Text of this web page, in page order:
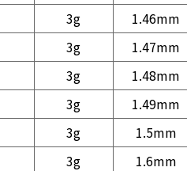
3g 1.46mm
3g 1.47mm
3g 1.48mm
3g 1.49mm
3g 1.5mm
3g 1.6mm